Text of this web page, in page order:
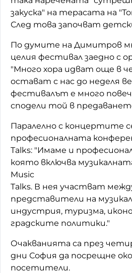
закуска" на терасата на
След това започват
По думите на Димитров
целия фестивал заедно с
"Много хора идват още в
остават с нас до неделя
фестивалът е много
сподели той в
Паралелно с концертите
професионалната
Talks: "Имаме и
която включва
Music
Talks. В нея участват
представители на
индустрия, туризма,
градските политики."
Очакванията са през
дни София да посрещне
посетители.